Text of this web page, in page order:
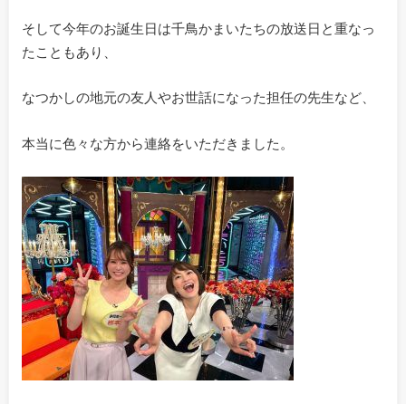
そして今年のお誕生日は千鳥かまいたちの放送日と重なっ
たこともあり、
なつかしの地元の友人やお世話になった担任の先生など、
本当に色々な方から連絡をいただきました。